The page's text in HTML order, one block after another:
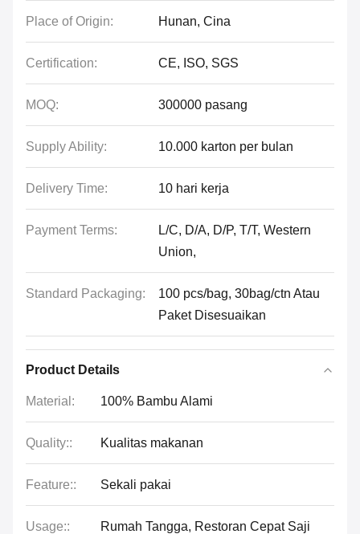
Place of Origin: Hunan, Cina
Certification: CE, ISO, SGS
MOQ: 300000 pasang
Supply Ability: 10.000 karton per bulan
Delivery Time: 10 hari kerja
Payment Terms:
L/C, D/A, D/P, T/T, Western
Union,
Standard Packaging:
100 pcs/bag, 30bag/ctn Atau
Paket Disesuaikan
Product Details
Material: 100% Bambu Alami
Quality:: Kualitas makanan
Feature:: Sekali pakai
Usage:: Rumah Tangga, Restoran Cepat Saji